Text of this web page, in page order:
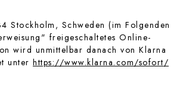
Stockholm, Schweden (im Folgenden
freigeschaltetes Online-
wird unmittelbar danach von Klarna
unter https://www.klarna.com/sofort/